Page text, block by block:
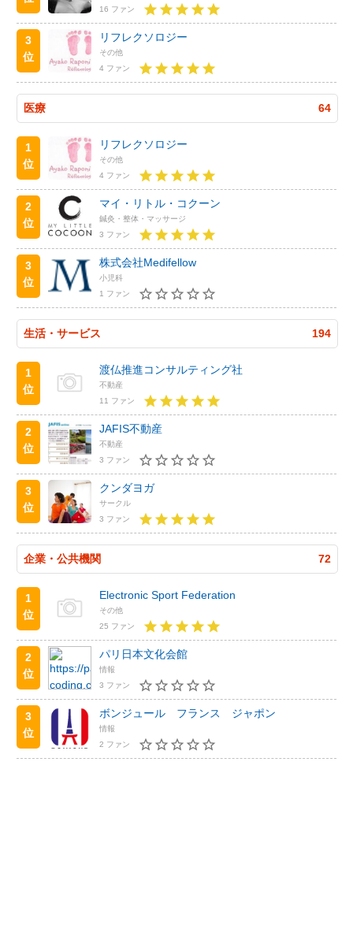
16 ファン
3
位
リフレクソロジー
その他
4 ファン
医療 64
1
位
リフレクソロジー
その他
4 ファン
2
位
マイ・リトル・コクーン
鍼灸・整体・マッサージ
3 ファン
3
位
株式会社Medifellow
小児科
1 ファン
生活・サービス 194
1
位
渡仏推進コンサルティング社
不動産
11 ファン
2
位
JAFIS不動産
不動産
3 ファン
3
位
クンダヨガ
サークル
3 ファン
企業・公共機関 72
1
位
Electronic Sport Federation
その他
25 ファン
2
位
パリ日本文化会館
情報
3 ファン
3
位
ボンジュール フランス ジャポン
情報
2 ファン